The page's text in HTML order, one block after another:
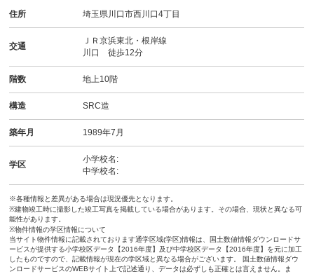
住所 埼玉県川口市西川口4丁目
交通
ＪＲ京浜東北・根岸線
川口 徒歩12分
階数 地上10階
構造 SRC造
築年月 1989年7月
学区
小学校名:
中学校名:
※各種情報と差異がある場合は現況優先となります。
※建物竣工時に撮影した竣工写真を掲載している場合があります。その場合、現状と異なる可
能性があります。
※物件情報の学区情報について
当サイト物件情報に記載されております通学区域(学区)情報は、国土数値情報ダウンロードサ
ービスが提供する小学校区データ【2016年度】及び中学校区データ【2016年度】を元に加工
したものですので、記載情報が現在の学区域と異なる場合がございます。 国土数値情報ダウ
ンロードサービスのWEBサイト上で記述通り、データは必ずしも正確とは言えません。ま